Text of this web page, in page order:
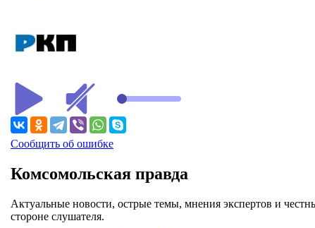
Сообщить об ошибке
Комсомольская правда
Актуальные новости, острые темы, мнения экспертов и
стороне слушателя.